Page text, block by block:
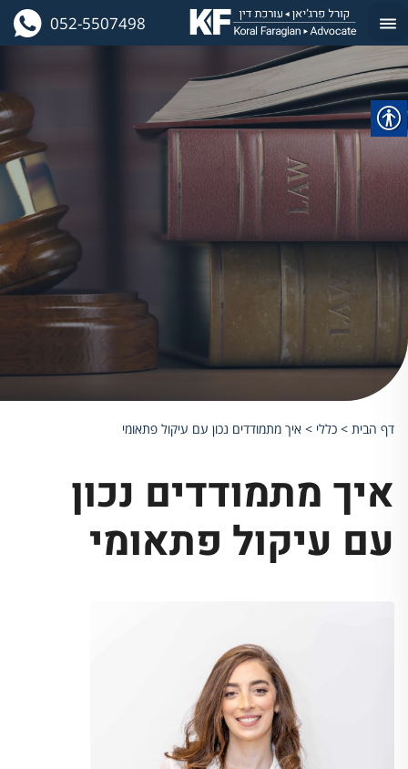
052-5507498
דף הבית > כללי > איך מתמודדים נכון עם עיקול פתאומי
איך מתמודדים נכון
עם עיקול פתאומי